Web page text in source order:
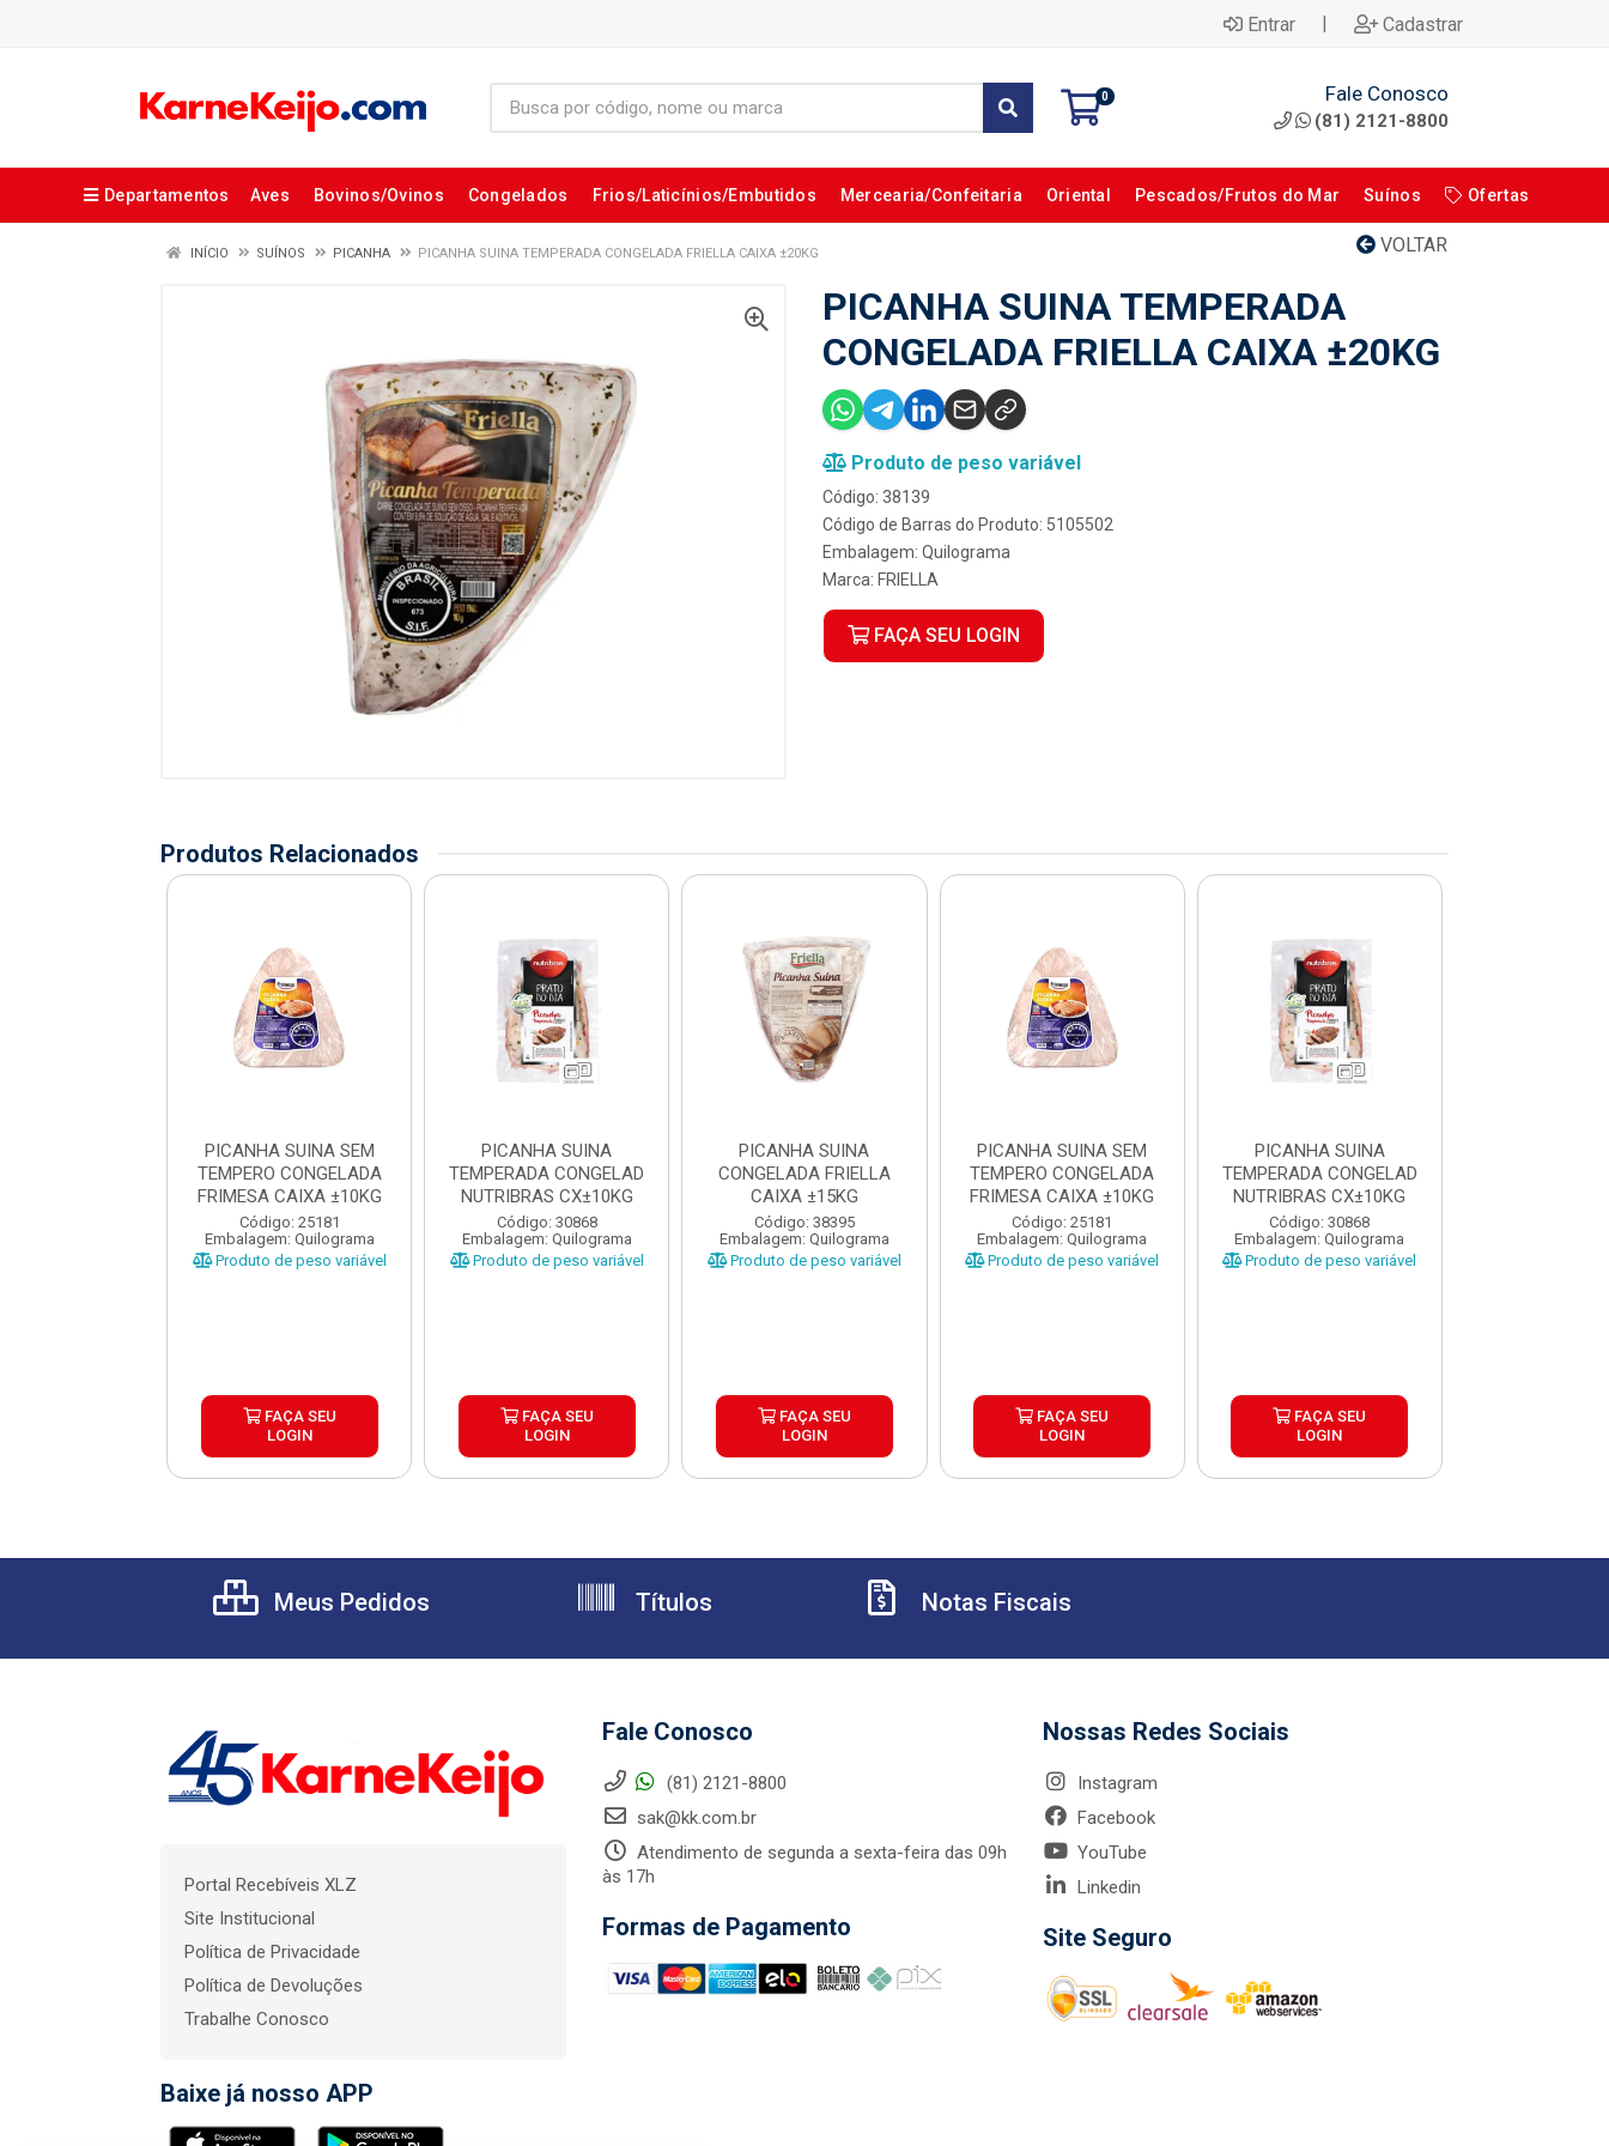
Entrar | Cadastrar
0 Fale Conosco
(81) 2121-8800
Departamentos Aves Bovinos/Ovinos Congelados Frios/Laticínios/Embutidos Mercearia/Confeitaria Oriental Pescados/Frutos do Mar Suínos Ofertas
VOLTAR
INÍCIO SUÍNOS PICANHA PICANHA SUINA TEMPERADA CONGELADA FRIELLA CAIXA ±20KG
PICANHA SUINA TEMPERADA
CONGELADA FRIELLA CAIXA ±20KG
Produto de peso variável
Código: 38139
Código de Barras do Produto: 5105502
Embalagem: Quilograma
Marca: FRIELLA
FAÇA SEU LOGIN
Produtos Relacionados
PICANHA SUINA SEM
TEMPERO CONGELADA
FRIMESA CAIXA ±10KG
Código: 25181
Embalagem: Quilograma
Produto de peso variável
FAÇA SEU
LOGIN
PICANHA SUINA
TEMPERADA CONGELAD
NUTRIBRAS CX±10KG
Código: 30868
Embalagem: Quilograma
Produto de peso variável
FAÇA SEU
LOGIN
PICANHA SUINA
CONGELADA FRIELLA
CAIXA ±15KG
Código: 38395
Embalagem: Quilograma
Produto de peso variável
FAÇA SEU
LOGIN
PICANHA SUINA SEM
TEMPERO CONGELADA
FRIMESA CAIXA ±10KG
Código: 25181
Embalagem: Quilograma
Produto de peso variável
FAÇA SEU
LOGIN
PICANHA SUINA
TEMPERADA CONGELAD
NUTRIBRAS CX±10KG
Código: 30868
Embalagem: Quilograma
Produto de peso variável
FAÇA SEU
LOGIN
Meus Pedidos Títulos Notas Fiscais
Portal Recebíveis XLZ
Site Institucional
Política de Privacidade
Política de Devoluções
Trabalhe Conosco
Baixe já nosso APP
Fale Conosco
(81) 2121-8800
sak@kk.com.br
Atendimento de segunda a sexta-feira das 09h
às 17h
Formas de Pagamento
Nossas Redes Sociais
Instagram
Facebook
YouTube
Linkedin
Site Seguro